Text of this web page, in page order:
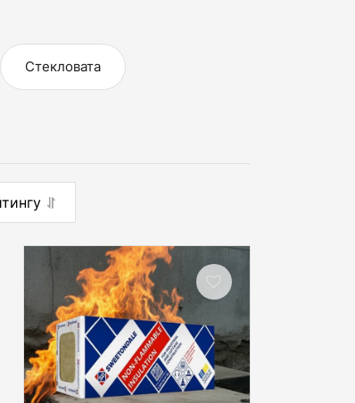
Стекловата